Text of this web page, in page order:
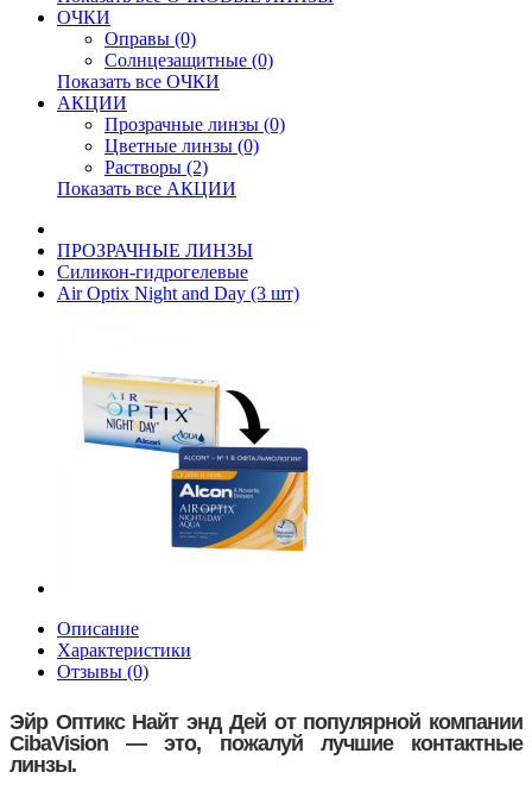
ОЧКИ
Оправы (0)
Солнцезащитные (0)
Показать все ОЧКИ
АКЦИИ
Прозрачные линзы (0)
Цветные линзы (0)
Растворы (2)
Показать все АКЦИИ
ПРОЗРАЧНЫЕ ЛИНЗЫ
Силикон-гидрогелевые
Air Optix Night and Day (3 шт)
Описание
Характеристики
Отзывы (0)
Эйр Оптикс Найт энд Дей от популярной компании
CibaVision — это, пожалуй лучшие контактные
линзы.